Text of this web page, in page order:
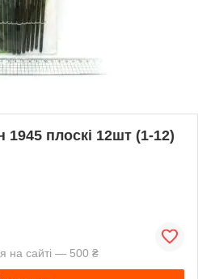
1945 плоскі 12шт (1-12)
на сайті — 500 ₴